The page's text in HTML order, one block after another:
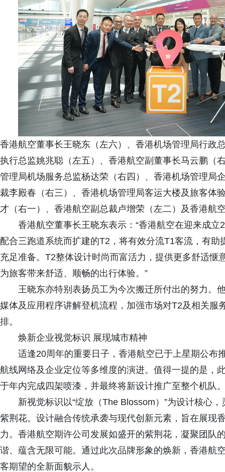
香港航空董事长王晓东（左六）、香港机场管理局行政
执行总监姚兆聪（左五）、香港航空副董事长马云鹏（
管理局机场服务总监杨达荣（右四）、香港机场管理局
裁李殿春（右三）、香港机场管理局客运大楼及旅客体
才（右一）、香港航空副总裁卢增荣（左二）及香港航
香港航空董事长王晓东表示：“香港航空在迎来成
配合三跑道系统而扩建的T2，将有效分流T1客流，有
充足准备。T2整体设计时尚而富活力，提供更多舒适
为旅客带来舒适、顺畅的出行体验。”
王晓东亦特别表扬员工为今次搬迁所付出的努力。
媒体及应用程序讲解登机流程，加强市场对T2及相关服
排。
焕新企业视觉标识 展现城市精神
适逢20周年的重要日子，香港航空已于上星期公布
航线网络及企业定位等多维度的演进。值得一提的是，
于年内完成四架喷漆，并最终将新设计推广至整个机队
新视觉标识以“绽放（The Blossom）”为设计核心
紫荆花。设计融合传统承袭与现代创新元素，旨在展现
力。香港航空期许公司发展如盛开的紫荆花，凝聚团队
谐、蕴含无限可能。通过此次品牌形象的焕新，香港航
客期望的全新面貌示人。